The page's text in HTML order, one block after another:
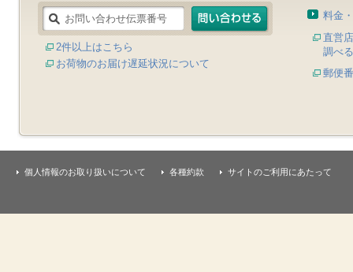
2件以上はこちら
お荷物のお届け遅延状況について
料金
直営
調べる
郵便
個人情報のお取り扱いについて 各種約款 サイトのご利用にあたって